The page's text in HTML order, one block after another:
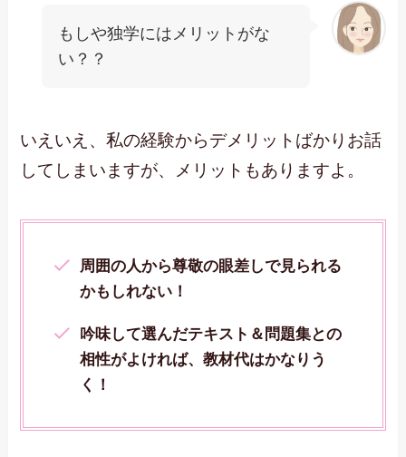
もしや独学にはメリットがな
い？？
いえいえ、私の経験からデメリットばかりお話
してしまいますが、メリットもありますよ。
周囲の人から尊敬の眼差しで見られる
かもしれない！
吟味して選んだテキスト＆問題集との
相性がよければ、教材代はかなりう
く！